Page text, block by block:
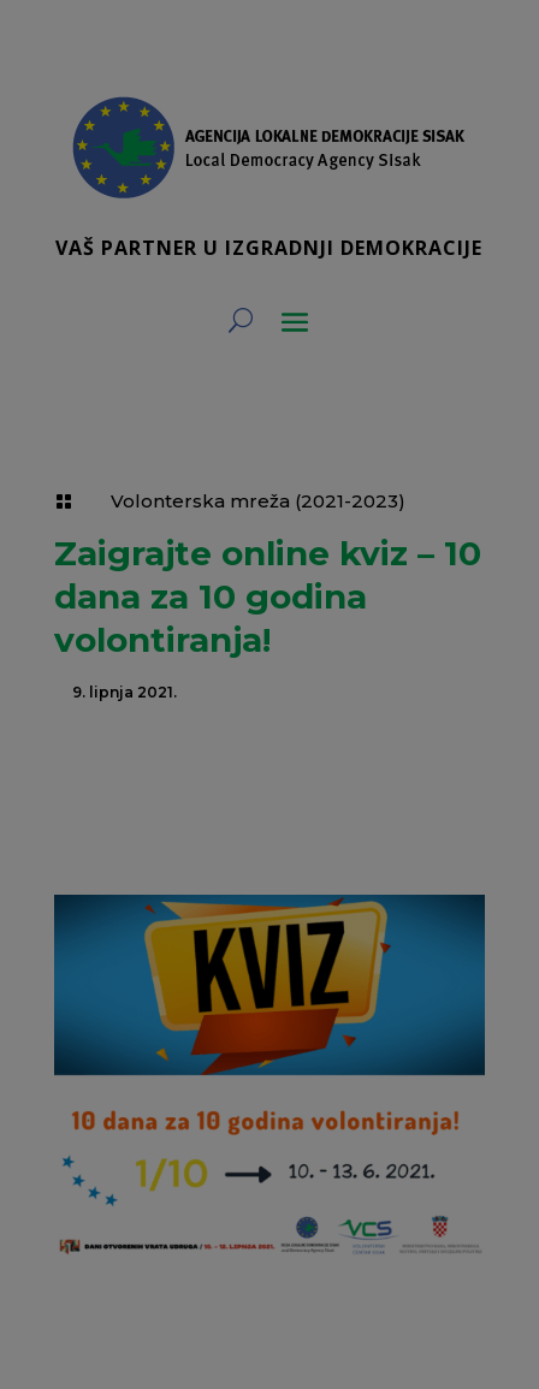
VAŠ PARTNER U IZGRADNJI DEMOKRACIJE
 Volonterska mreža (2021-2023)
Zaigrajte online kviz – 10
dana za 10 godina
volontiranja!
9. lipnja 2021.